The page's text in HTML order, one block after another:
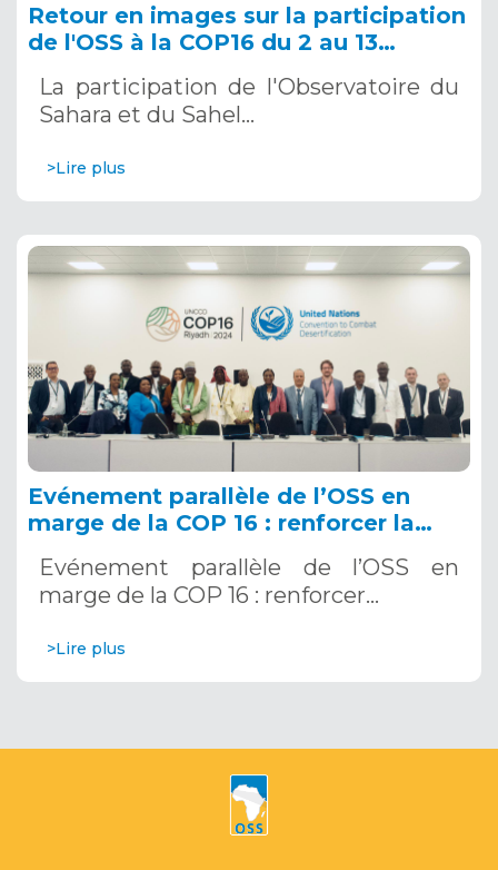
Retour en images sur la participation
de l'OSS à la COP16 du 2 au 13
Saoudite
La participation de l'Observatoire du
Sahara et du Sahel…
>Lire plus
Evénement parallèle de l’OSS en
marge de la COP 16 : renforcer la
Systèmes d’Alerte Précoce
Multirisques. 12 décembre 2024
Evénement parallèle de l’OSS en
marge de la COP 16 : renforcer…
>Lire plus